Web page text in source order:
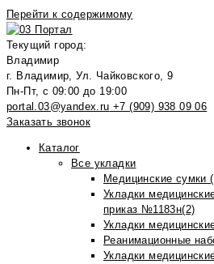
Перейти к содержимому
Текущий город:
Владимир
г. Владимир, Ул. Чайковского, 9
Пн-Пт, с 09:00 до 19:00
portal.03@yandex.ru +7 (909) 938 09 06
Заказать звонок
Каталог
Все укладки
Медицинские сумки
Укладки
приказ №1183н(2)
Укладки
Реанимационные
Укладки